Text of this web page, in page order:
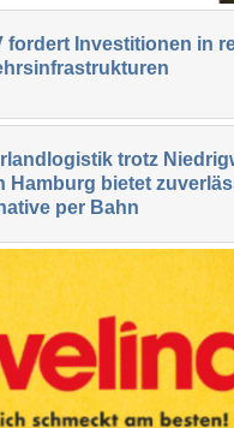
fordert Investitionen in
trotz
Hamburg bietet
per Bahn